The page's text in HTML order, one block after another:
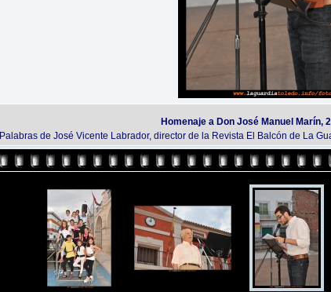
Homenaje a Don José Manuel Marín,
Palabras de José Vicente Labrador, director de la Revista El Balcón de La